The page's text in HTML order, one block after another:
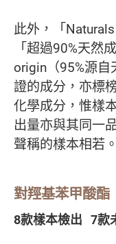
此外，「
「超過90%天然
origin（95%源
證的成分，亦標
化學成分，惟樣
出量亦與其同一
聲稱的樣本相若。
對羥基苯甲酸酯
8款樣本檢出 7款